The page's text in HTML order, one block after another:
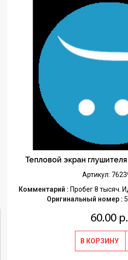
Тепловой экран
Артикул:
Комментарий : Пробег 8 тысяч.
Оригинальный номер :
60.00 р.
В КОРЗИНУ